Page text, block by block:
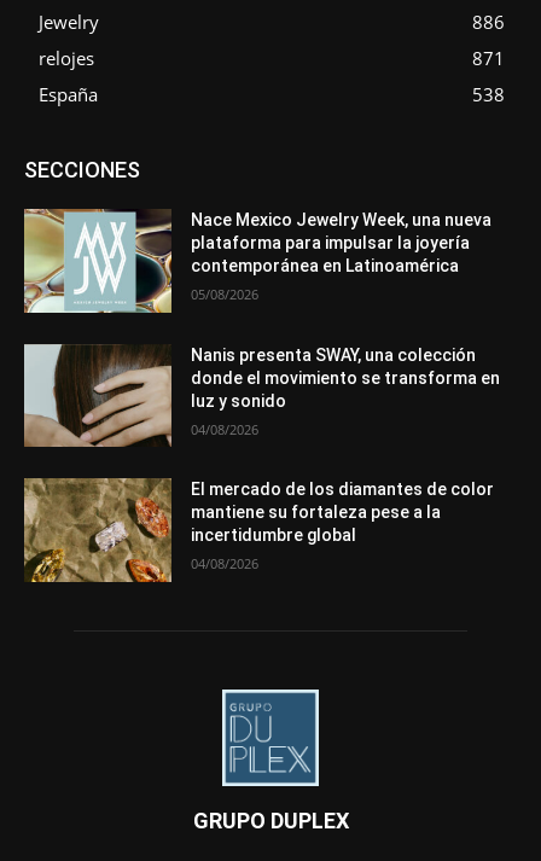
Jewelry
886
relojes
871
España
538
SECCIONESAsociaciones
Entrevistas
Mundo Técnico
Novedades Opiniones
Perspectiva
Premios
Secciones Sin categoría
Sucesos
Más
Nace Mexico Jewelry Week, una nueva
plataforma para impulsar la joyería
contemporánea en Latinoamérica
05/08/2026
Nanis presenta SWAY, una colección
donde el movimiento se transforma en
luz y sonido
04/08/2026
El mercado de los diamantes de color
mantiene su fortaleza pese a la
incertidumbre global
04/08/2026
GRUPO DUPLEX